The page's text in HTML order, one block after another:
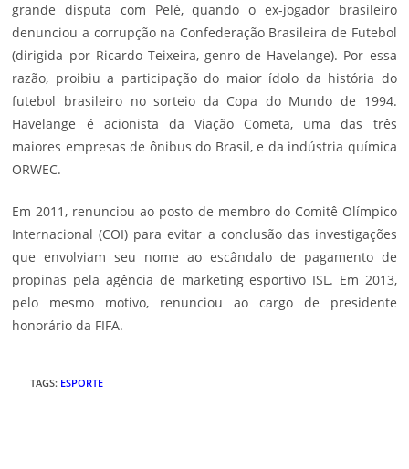
grande disputa com Pelé, quando o ex-jogador brasileiro
denunciou a corrupção na Confederação Brasileira de Futebol
(dirigida por Ricardo Teixeira, genro de Havelange). Por essa
razão, proibiu a participação do maior ídolo da história do
futebol brasileiro no sorteio da Copa do Mundo de 1994.
Havelange é acionista da Viação Cometa, uma das três
maiores empresas de ônibus do Brasil, e da indústria química
ORWEC.
Em 2011, renunciou ao posto de membro do Comitê Olímpico
Internacional (COI) para evitar a conclusão das investigações
que envolviam seu nome ao escândalo de pagamento de
propinas pela agência de marketing esportivo ISL. Em 2013,
pelo mesmo motivo, renunciou ao cargo de presidente
honorário da FIFA.
TAGS: ESPORTE